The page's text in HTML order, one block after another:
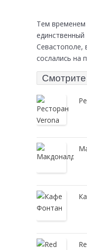
Тем
Севастополе,
сослались на
Смотрите